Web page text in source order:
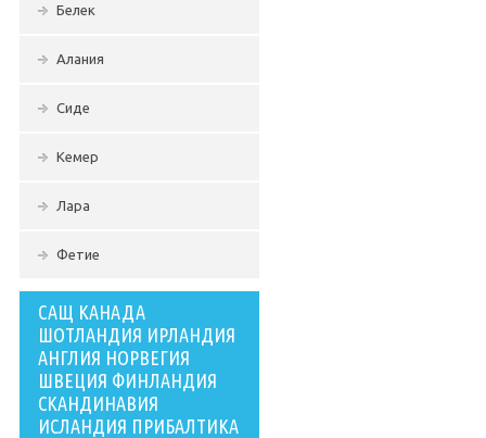
Белек
Алания
Сиде
Кемер
Лара
Фетие
САЩ КАНАДА
ШОТЛАНДИЯ ИРЛАНДИЯ
АНГЛИЯ НОРВЕГИЯ
ШВЕЦИЯ ФИНЛАНДИЯ
СКАНДИНАВИЯ
ИСЛАНДИЯ ПРИБАЛТИКА